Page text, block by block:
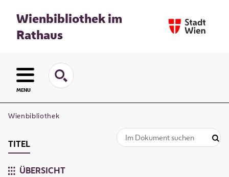
Wienbibliothek im
Rathaus
MENU
Wienbibliothek
TITEL
ÜBERSICHT